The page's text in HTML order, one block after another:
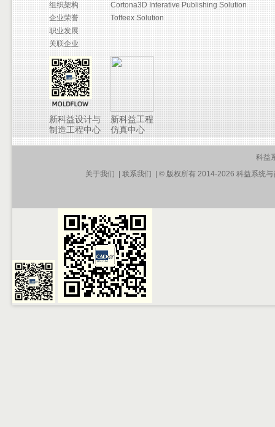
组织架构
企业荣誉
职业发展
关联企业
新科益设计与
制造工程中心
Cortona3D Interative Publishing Solution
Toffeex Solution
新科益工程
仿真中心
科益
关于我们
联系我们 | © 版权所有 2014-2026 科益系统